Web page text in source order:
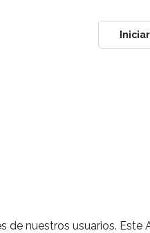
de nuestros usuarios. Este